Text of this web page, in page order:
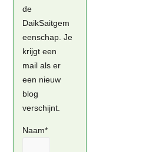
de
DaikSaitgem
eenschap. Je
krijgt een
mail als er
een nieuw
blog
verschijnt.
Naam*